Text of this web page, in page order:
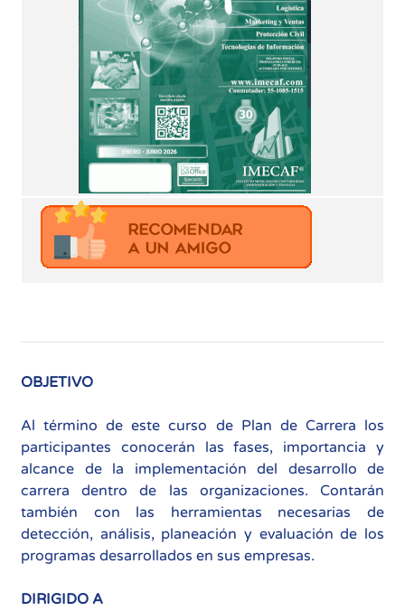
OBJETIVO
Al término de este curso de Plan de Carrera los
participantes conocerán las fases, importancia y
alcance de la implementación del desarrollo de
carrera dentro de las organizaciones. Contarán
también con las herramientas necesarias de
detección, análisis, planeación y evaluación de los
programas desarrollados en sus empresas.
DIRIGIDO A